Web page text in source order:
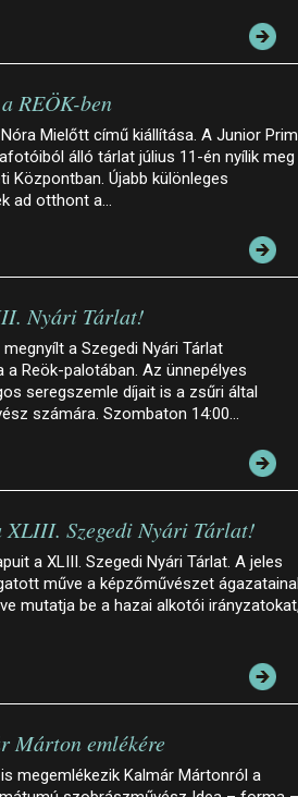
REÖK-ben
Mielőtt című kiállítása. A Junior
álló tárlat július 11-én nyílik meg
Központban. Újabb különleges
ad otthont a…
Nyári Tárlat!
a Szegedi Nyári Tárlat
a Reök-palotában. Az ünnepélyes
seregszemle díjait is a zsűri által
számára. Szombaton 14:00…
XLIII. Szegedi Nyári Tárlat!
a XLIII. Szegedi Nyári Tárlat. A jeles
műve a képzőművészet
mutatja be a hazai alkotói
Márton emlékére
megemlékezik Kalmár Mártonról a